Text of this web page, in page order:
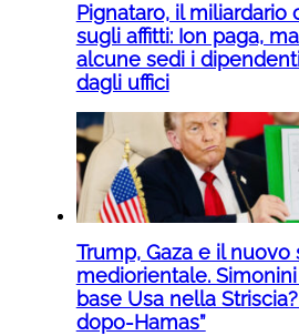
Pignataro, il miliardario
sugli affitti: Ion paga,
alcune sedi i
dagli uffici
Trump, Gaza e il nuovo
mediorientale. Simonini
base Usa nella
dopo-Hamas”